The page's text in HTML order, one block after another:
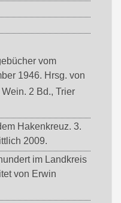
vom
1946. Hrsg. von
2 Bd., Trier
Hakenkreuz. 3.
2009.
im Landkreis
von Erwin